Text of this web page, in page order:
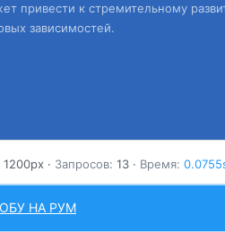
привести к стремительному
зависимостей.
Запросов 13 Время
НА РУМ